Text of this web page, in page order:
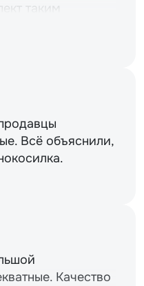
таким
Всё объяснили,
Качество